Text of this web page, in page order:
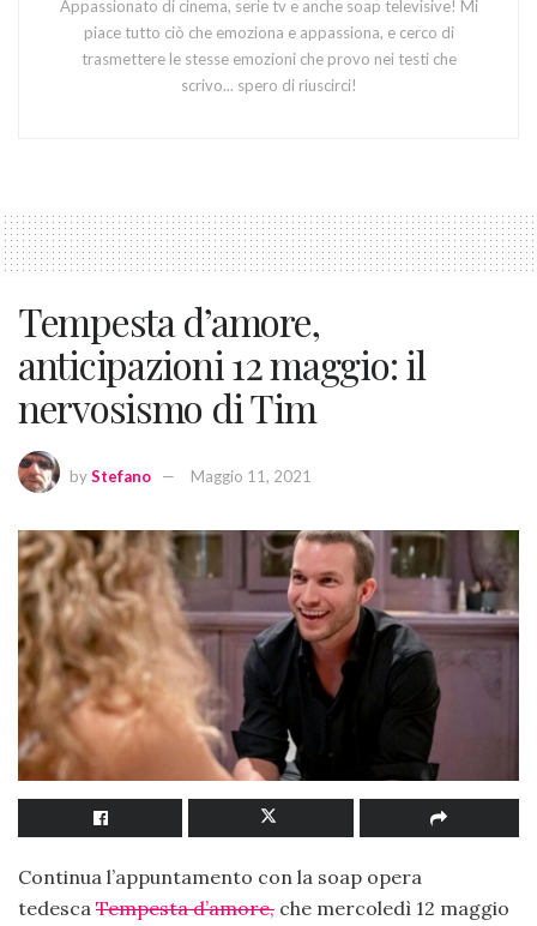
Appassionato di cinema, serie tv e anche soap televisive! Mi
piace tutto ciò che emoziona e appassiona, e cerco di
trasmettere le stesse emozioni che provo nei testi che
scrivo... spero di riuscirci!
Tempesta d’amore,
anticipazioni 12 maggio: il
nervosismo di Tim
byStefano Maggio 11, 2021
Continua l’appuntamento con la soap opera
tedesca Tempesta d’amore, che mercoledì 12 maggio